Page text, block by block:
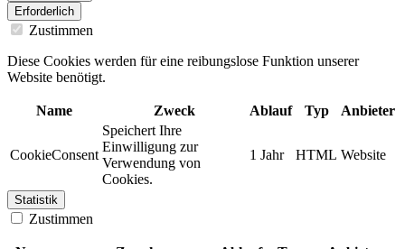
Erforderlich
Zustimmen
Diese Cookies werden für eine reibungslose Funktion unserer
Website benötigt.
Name Zweck Ablauf Typ Anbieter
CookieConsent
Speichert Ihre
Einwilligung zur
Verwendung von
Cookies.
1 Jahr HTML Website
Statistik
Zustimmen